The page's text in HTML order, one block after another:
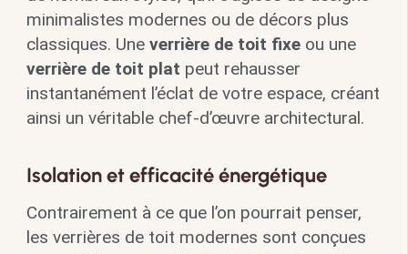
minimalistes modernes ou de décors plus
classiques. Une verrière de toit fixeou une
verrière de toit plat peut rehausser
instantanément l’éclat de votre espace, créant
ainsi un véritable chef-d’œuvre architectural.
Isolation et efficacité énergétique
Contrairement à ce que l’on pourrait penser,
les verrières de toit modernes sont conçues